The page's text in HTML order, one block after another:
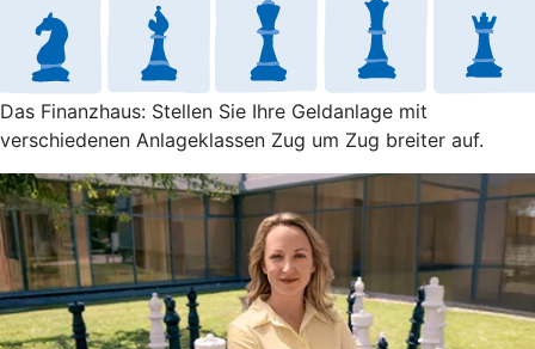
Das Finanzhaus: Stellen Sie Ihre Geldanlage mit
verschiedenen Anlageklassen Zug um Zug breiter auf.